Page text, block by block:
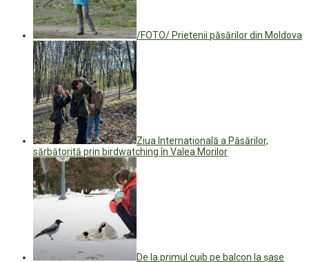
/FOTO/ Prietenii păsărilor din Moldova
Ziua Internațională a Păsărilor,
sărbătorită prin birdwatching în Valea Morilor
De la primul cuib pe balcon la șase